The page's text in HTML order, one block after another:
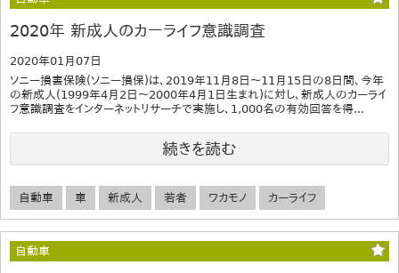
2020年 新成人のカーライフ意識調査
2020年01月07日
ソニー損害保険(ソニー損保)は、2019年11月8日〜11月15日の8日間、今年
の新成人(1999年4月2日〜2000年4月1日生まれ)に対し、新成人のカーライ
フ意識調査をインターネットリサーチで実施し、1,000名の有効回答を得...
続きを読む
自動車 車 新成人 若者 ワカモノ カーライフ
自動車